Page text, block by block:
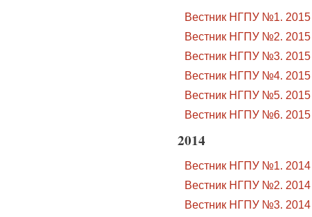
Вестник НГПУ №1. 2015
Вестник НГПУ №2. 2015
Вестник НГПУ №3. 2015
Вестник НГПУ №4. 2015
Вестник НГПУ №5. 2015
Вестник НГПУ №6. 2015
2014
Вестник НГПУ №1. 2014
Вестник НГПУ №2. 2014
Вестник НГПУ №3. 2014